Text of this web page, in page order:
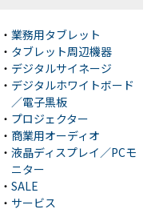
・ 業務用タブレット
・ タブレット周辺機器
・ デジタルサイネージ
・ デジタルホワイトボード
／電子黒板
・ プロジェクター
・ 商業用オーディオ
・ 液晶ディスプレイ／PCモ
ニター
・ SALE
・ サービス